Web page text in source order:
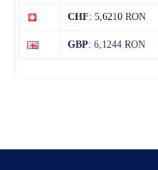
CHF: 5,6210 RON
GBP: 6,1244 RON